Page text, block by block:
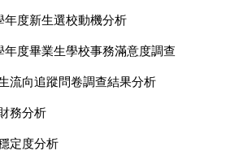
年度新生選校動機分析
年度畢業生學校事務滿意度調查
流向追蹤問卷調查結果分析
務分析
定度分析